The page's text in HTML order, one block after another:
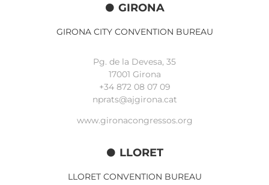
GIRONA
GIRONA CITY CONVENTION BUREAU
Pg. de la Devesa, 35
17001 Girona
+34 872 08 07 09
nprats@ajgirona.cat
www.gironacongressos.org
LLORET
LLORET CONVENTION BUREAU